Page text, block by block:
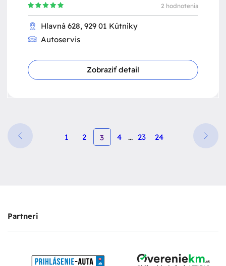
2 hodnotenia
Hlavná 628, 929 01 Kútniky
Autoservis
Zobraziť detail
1 2 3 4 ... 23 24
Partneri